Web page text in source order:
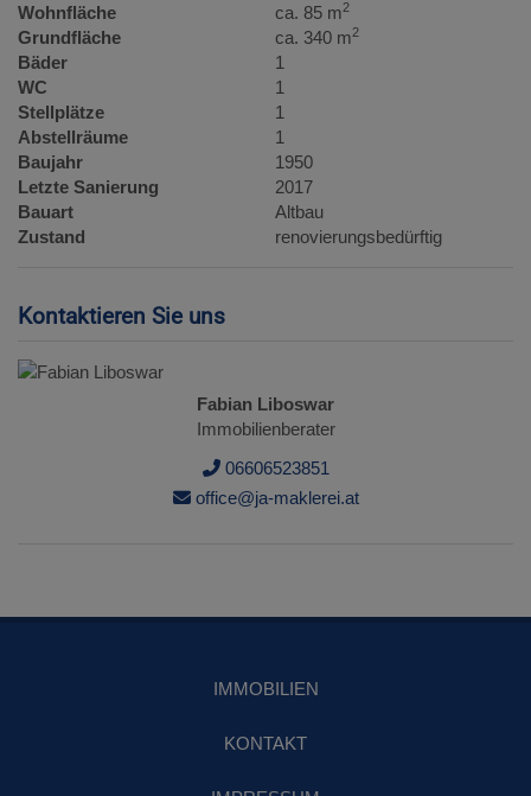
Wohnfläche ca. 85 m2
Grundfläche ca. 340 m2
Bäder
1
WC
1
Stellplätze
1
Abstellräume
1
Baujahr
1950
Letzte Sanierung
2017
Bauart
Altbau
Zustand
renovierungsbedürftig
Kontaktieren Sie uns
Fabian Liboswar
Immobilienberater
06606523851
office@ja-maklerei.at
IMMOBILIEN
KONTAKT